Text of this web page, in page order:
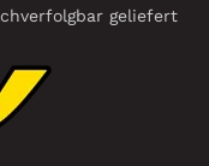
geliefert